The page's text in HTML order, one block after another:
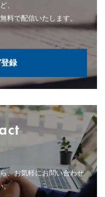
、
料で配信いたします。
録
、お気軽にお問い合わせ
。